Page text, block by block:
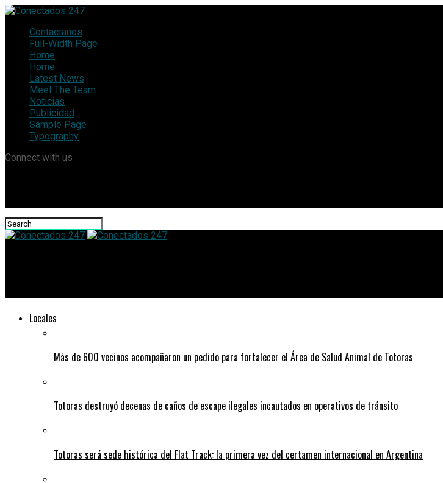
Contactanos
Full-Width Page
Home
Home
Latest News
Meet The Team
Noticias
Publicidad
Sample Page
Typography
Connect with us
Locales
Más de 600 vecinos acompañaron un pedido para fortalecer el Área de Salud Animal de Totoras
Totoras destruyó decenas de caños de escape ilegales incautados en operativos de tránsito
Totoras será sede histórica del Flat Track: la primera vez del certamen internacional en Argentina